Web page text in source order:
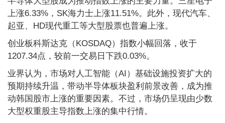
上涨6.33%，SK海力士上涨11.51%。此外，现代汽车、
起亚、HD现代重工等大型股票也普遍上涨。
创业板科斯达克（KOSDAQ）指数小幅回落，收于
1207.34点，较前一交易日下跌0.03%。
业界认为，市场对人工智能（AI）基础设施投资扩大的
预期持续升温，带动半导体板块盈利前景改善，成为推
动韩国股市上涨的重要因素。不过，市场仍呈现由少数
大型权重股主导指数上涨的集中行情。